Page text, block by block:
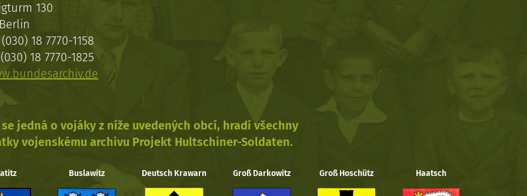
130
18 7770-1158
18 7770-1825
jedná o vojáky z níže uvedených obcí, hradí všechny
vojenskému archivu Projekt Hultschiner-Soldaten.
Buslawitz Deutsch Krawarn Groß Darkowitz Groß Hoschütz Haatsch